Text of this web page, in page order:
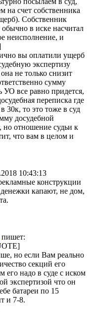
на счет собственника
Собственник
обычно в иске насчитал
неисполнение, и
вы оплатили ущерб
экспертизу
не только снизит
сумму
УО все равно придется,
переписка где
30к, то это тоже в суд
досудебной
но отношение судьи к
что вам в целом и
10:43:13
конструкции
капают, не дом,
пишет:
но если Вам реально
секций его
его надо в суде с иском
экспертизой что он
батареи по 15
и 7-8.